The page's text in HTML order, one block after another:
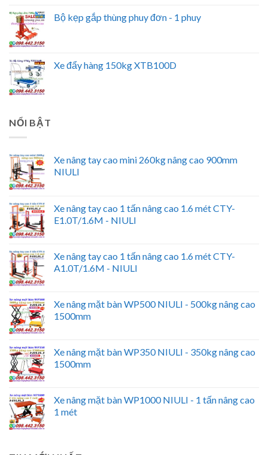
Bộ kẹp gắp thùng phuy đơn - 1 phuy
Xe đẩy hàng 150kg XTB100D
NỔI BẬT
Xe nâng tay cao mini 260kg nâng cao 900mm
NIULI
Xe nâng tay cao 1 tấn nâng cao 1.6 mét CTY-
E1.0T/1.6M - NIULI
Xe nâng tay cao 1 tấn nâng cao 1.6 mét CTY-
A1.0T/1.6M - NIULI
Xe nâng mặt bàn WP500 NIULI - 500kg nâng cao
1500mm
Xe nâng mặt bàn WP350 NIULI - 350kg nâng cao
1500mm
Xe nâng mặt bàn WP1000 NIULI - 1 tấn nâng cao
1 mét